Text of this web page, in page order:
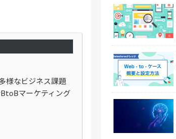
様なビジネス課題
マーケティング